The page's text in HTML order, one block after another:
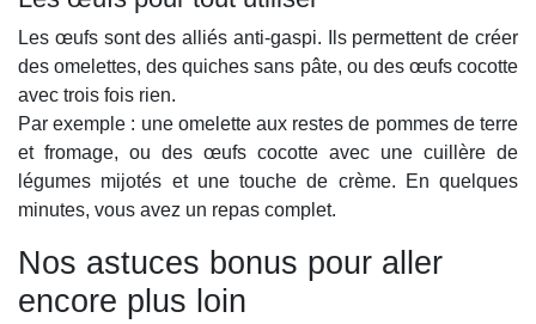
Les œufs sont des alliés anti-gaspi. Ils permettent de créer
des omelettes, des quiches sans pâte, ou des œufs cocotte
avec trois fois rien.
Par exemple : une omelette aux restes de pommes de terre
et fromage, ou des œufs cocotte avec une cuillère de
légumes mijotés et une touche de crème. En quelques
minutes, vous avez un repas complet.
Nos astuces bonus pour aller
encore plus loin